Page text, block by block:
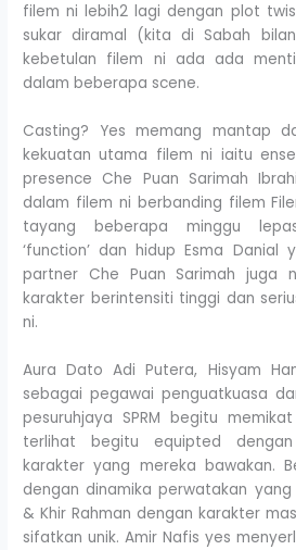
filem ni lebih2 lagi dengan plot
sukar diramal (kita di Sabah
kebetulan filem ni ada ada
dalam beberapa scene.
Casting? Yes memang mantap
kekuatan utama filem ni iaitu
presence Che Puan Sarimah
dalam filem ni berbanding filem
tayang beberapa minggu
‘function’ dan hidup Esma Danial
partner Che Puan Sarimah juga
karakter berintensiti tinggi dan
ni.
Aura Dato Adi Putera, Hisyam
sebagai pegawai penguatkuasa
pesuruhjaya SPRM begitu
terlihat begitu equipted
karakter yang mereka bawakan.
dengan dinamika perwatakan
& Khir Rahman dengan karakter
sifatkan unik. Amir Nafis yes